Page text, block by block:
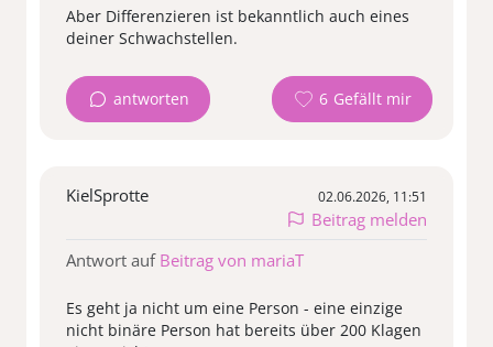
Aber Differenzieren ist bekanntlich auch eines
deiner Schwachstellen.
antworten 6
KielSprotte 02.06.2026, 11:51
Beitrag melden
Antwort auf Beitrag von mariaT
Es geht ja nicht um eine Person - eine einzige
nicht binäre Person hat bereits über 200 Klagen